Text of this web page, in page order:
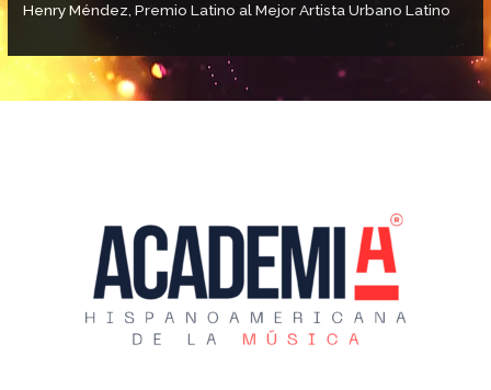
Henry Méndez, Premio Latino al Mejor Artista Urbano Latino